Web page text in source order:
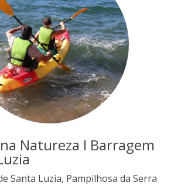
Natureza I Barragem
Santa Luzia, Pampilhosa da Serra